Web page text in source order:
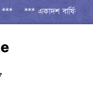
*** একাদশ বার্ষিক